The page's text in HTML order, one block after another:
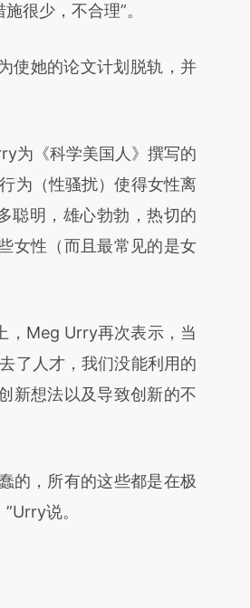
很少，不合理”。
她的论文计划脱轨，并
《科学美国人》撰写的
为（性骚扰）使得女性离
聪明，雄心勃勃，热切的
女性（而且最常见的是女
Meg Urry再次表示，当
了人才，我们没能利用的
新想法以及导致创新的不
，所有的这些都是在极
说。